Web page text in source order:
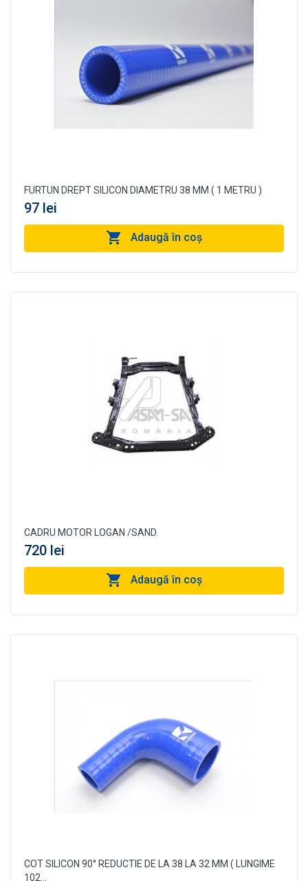
FURTUN DREPT SILICON DIAMETRU 38 MM ( 1 METRU )
97 lei
Adaugă în coş
CADRU MOTOR LOGAN /SAND.
720 lei
Adaugă în coş
COT SILICON 90° REDUCTIE DE LA 38 LA 32 MM ( LUNGIME
102...